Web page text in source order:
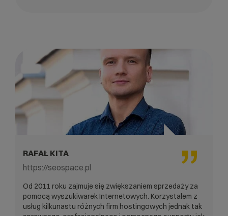
RAFAŁ KITA
https://seospace.pl
Od 2011 roku zajmuje się zwiększaniem sprzedaży za
pomocą wyszukiwarek Internetowych. Korzystałem z
usług kilkunastu różnych firm hostingowych jednak tak